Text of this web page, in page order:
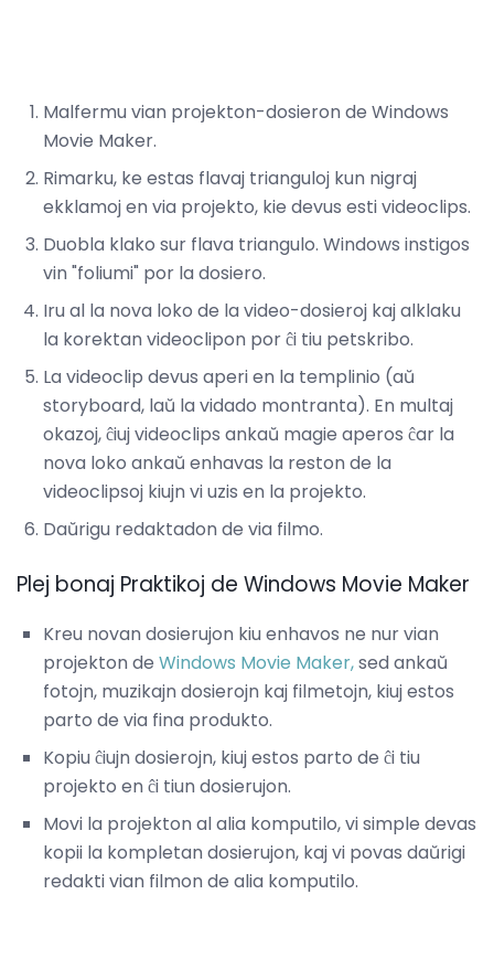
Malfermu vian projekton-dosieron de Windows
Movie Maker.
Rimarku, ke estas flavaj trianguloj kun nigraj
ekklamoj en via projekto, kie devus esti videoclips.
Duobla klako sur flava triangulo. Windows instigos
vin "foliumi" por la dosiero.
Iru al la nova loko de la video-dosieroj kaj alklaku
la korektan videoclipon por ĉi tiu petskribo.
La videoclip devus aperi en la templinio (aŭ
storyboard, laŭ la vidado montranta). En multaj
okazoj, ĉiuj videoclips ankaŭ magie aperos ĉar la
nova loko ankaŭ enhavas la reston de la
videoclipsoj kiujn vi uzis en la projekto.
Daŭrigu redaktadon de via filmo.
Plej bonaj Praktikoj de Windows Movie Maker
Kreu novan dosierujon kiu enhavos ne nur vian
projekton de Windows Movie Maker,sed ankaŭ
fotojn, muzikajn dosierojn kaj filmetojn, kiuj estos
parto de via fina produkto.
Kopiu ĉiujn dosierojn, kiuj estos parto de ĉi tiu
projekto en ĉi tiun dosierujon.
Movi la projekton al alia komputilo, vi simple devas
kopii la kompletan dosierujon, kaj vi povas daŭrigi
redakti vian filmon de alia komputilo.